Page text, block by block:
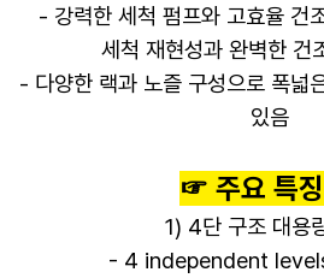
- 강력한 세척 펌프와 고효율 건
세척 재현성과 완벽한 건
- 다양한 랙과 노즐 구성으로 폭넓
있음
☞ 주요 특
1) 4단 구조 대용
- 4 independent